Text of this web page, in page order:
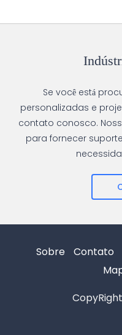
Se você está
personalizadas e
contato conosco.
para fornecer
Sobre Contato